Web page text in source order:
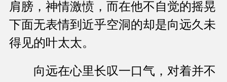
肩膀，神情激愤，而在他不自觉的摇晃
下面无表情到近乎空洞的却是向远久未
得见的叶太太。
向远在心里长叹一口气，对着并不